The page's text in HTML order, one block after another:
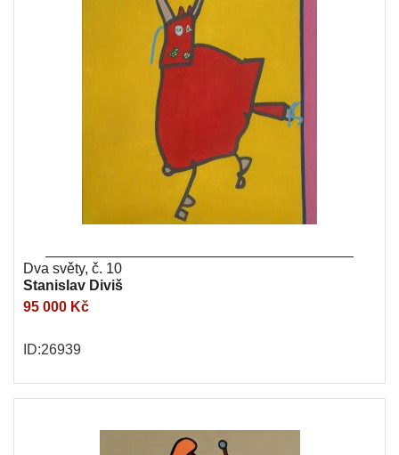
Dva světy, č. 10
Stanislav Diviš
95 000 Kč
ID:26939